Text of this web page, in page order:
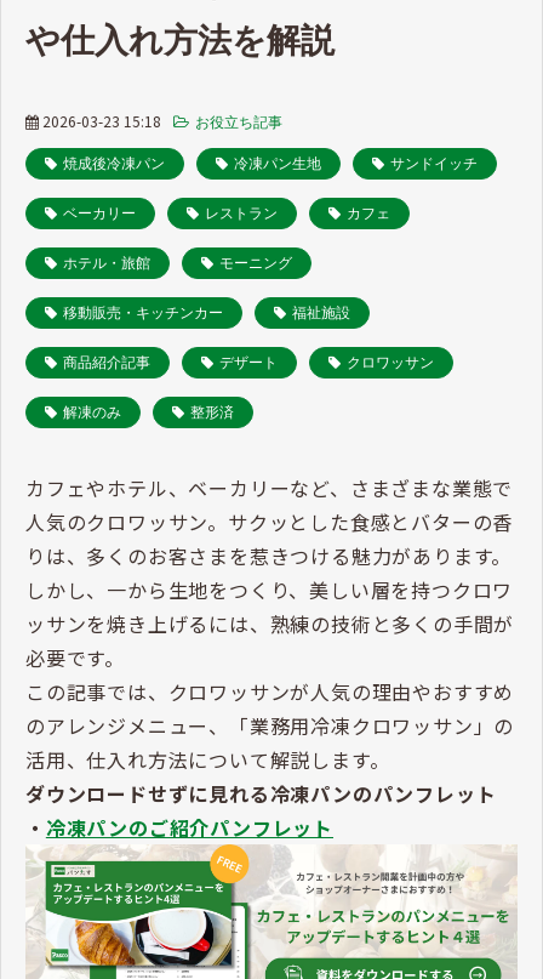
や仕入れ方法を解説
2026-03-23 15:18 お役立ち記事
焼成後冷凍パン 冷凍パン生地 サンドイッチ
ベーカリー レストラン カフェ
ホテル・旅館 モーニング
移動販売・キッチンカー 福祉施設
商品紹介記事 デザート クロワッサン
解凍のみ 整形済
カフェやホテル、ベーカリーなど、さまざまな業態で
人気のクロワッサン。サクッとした食感とバターの香
りは、多くのお客さまを惹きつける魅力があります。
しかし、一から生地をつくり、美しい層を持つクロワ
ッサンを焼き上げるには、熟練の技術と多くの手間が
必要です。
この記事では、クロワッサンが人気の理由やおすすめ
のアレンジメニュー、「業務用冷凍クロワッサン」の
活用、仕入れ方法について解説します。
ダウンロードせずに見れる冷凍パンのパンフレット
・ 冷凍パンのご紹介パンフレット